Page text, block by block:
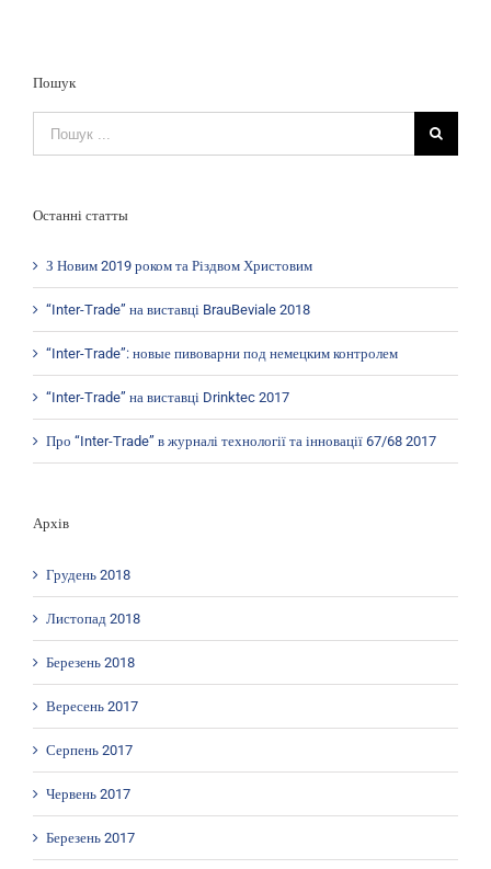
Пошук
for:
Останні статты
З Новим 2019 роком та Різдвом Христовим
“Inter-Trade” на виставці BrauBeviale 2018
“Inter-Trade”: новые пивоварни под немецким контролем
“Inter-Trade” на виставці Drinktec 2017
Про “Inter-Trade” в журналі технології та інновації 67/68 2017
Архів
Грудень 2018
Листопад 2018
Березень 2018
Вересень 2017
Серпень 2017
Червень 2017
Березень 2017